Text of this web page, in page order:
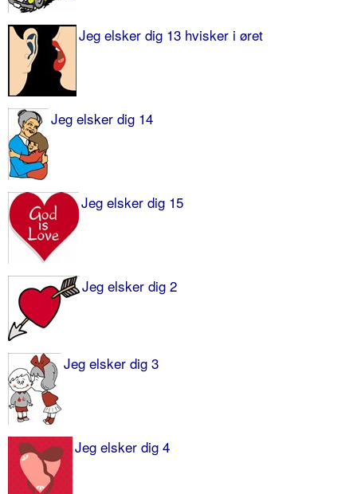
Jeg elsker dig 13 hvisker i øret
Jeg elsker dig 14
Jeg elsker dig 15
Jeg elsker dig 2
Jeg elsker dig 3
Jeg elsker dig 4